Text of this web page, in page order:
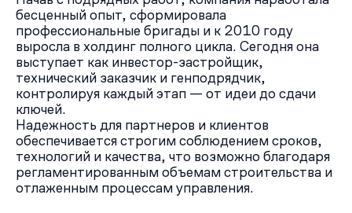
необходимая инфраструктура в нескольких минутах
ходьбы.
Из минусов: риск подтопления из-за близости реки и
недостаточное количество мест в запланированных
образовательных учреждениях.
бесценный опыт, сформировала
профессиональные бригады и к 2010 году
выросла в холдинг полного цикла. Сегодня она
выступает как инвестор-застройщик,
технический заказчик и генподрядчик,
контролируя каждый этап — от идеи до сдачи
ключей.
Надежность для партнеров и клиентов
обеспечивается строгим соблюдением сроков,
технологий и качества, что возможно благодаря
регламентированным объемам строительства и
отлаженным процессам управления.